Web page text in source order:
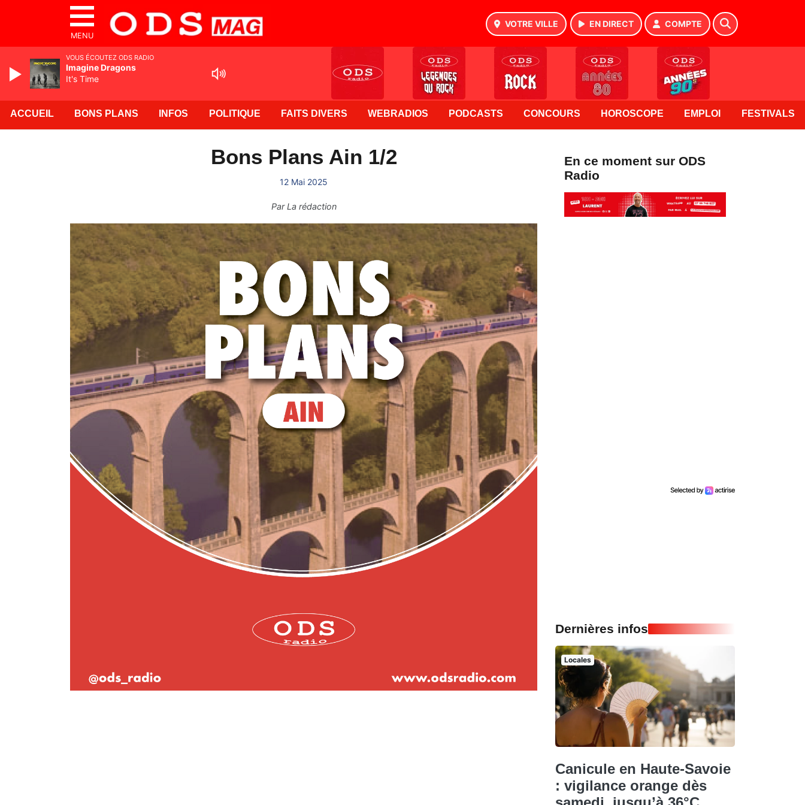
MENU
VOTRE VILLE EN DIRECT COMPTE
ACCUEIL BONS PLANS INFOS POLITIQUE FAITS DIVERS WEBRADIOS PODCASTS CONCOURS HOROSCOPE EMPLOI FESTIVALS
Bons Plans Ain 1/2
12 Mai 2025
ParLa rédaction
En ce moment sur ODS
Radio
Dernières infos
Locales
Canicule en Haute-Savoie
: vigilance orange dès
VOUS ÉCOUTEZ ODS RADIO
Imagine Dragons
It's Time